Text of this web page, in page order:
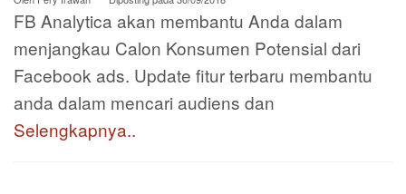
FB Analytica akan membantu Anda dalam
menjangkau Calon Konsumen Potensial dari
Facebook ads. Update fitur terbaru membantu
anda dalam mencari audiens dan
Selengkapnya..